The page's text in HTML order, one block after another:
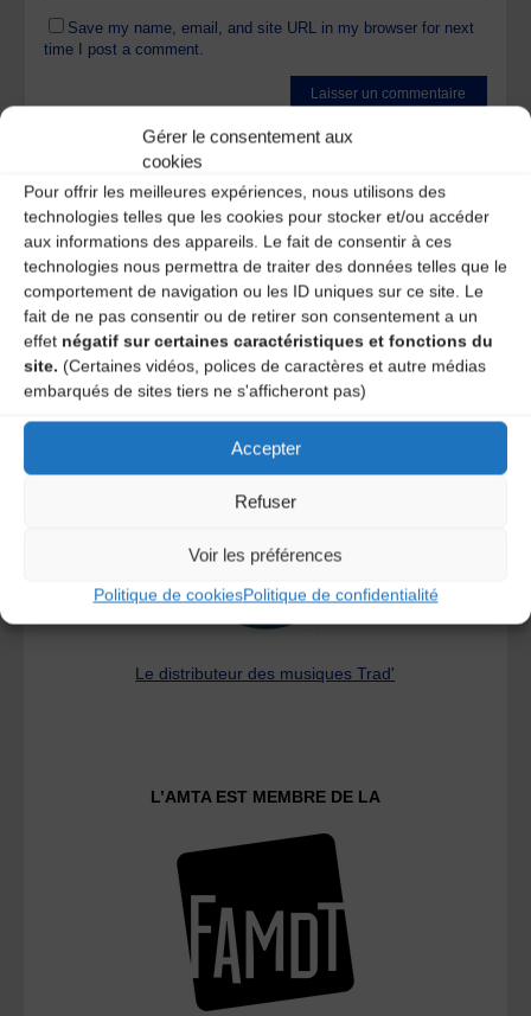
Gérer le consentement aux
cookies
Pour offrir les meilleures expériences, nous utilisons des
technologies telles que les cookies pour stocker et/ou accéder
aux informations des appareils. Le fait de consentir à ces
technologies nous permettra de traiter des données telles que le
comportement de navigation ou les ID uniques sur ce site. Le
fait de ne pas consentir ou de retirer son consentement a un
effet négatif sur certaines caractéristiques et fonctions du
site. (Certaines vidéos, polices de caractères et autre médias
embarqués de sites tiers ne s'afficheront pas)
Accepter
Refuser
Voir les préférences
Politique de cookiesPolitique de confidentialité
Save my name, email, and site URL in my browser for next
time I post a comment.
Ce site utilise Akismet pour réduire les indésirables.
savoir plus sur la façon dont les données de vos
commentaires sont traitées.
Le distributeur des musiques Trad'
L’AMTA EST MEMBRE DE LA